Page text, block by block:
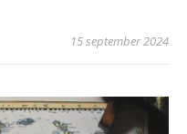
15 september 2024